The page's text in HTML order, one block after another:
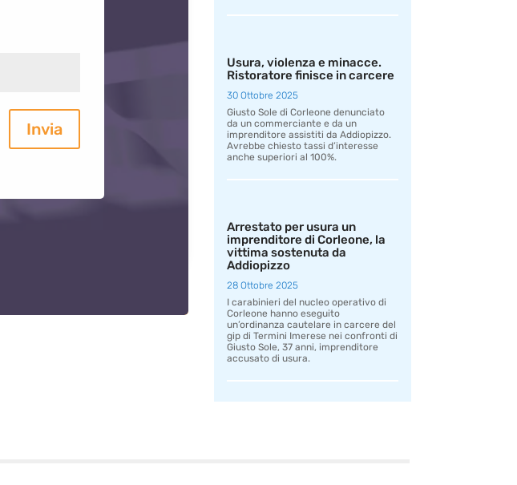
Invia
Usura, violenza e minacce.
Ristoratore finisce in carcere
30 Ottobre 2025
Giusto Sole di Corleone denunciato
da un commerciante e da un
imprenditore assistiti da Addiopizzo.
Avrebbe chiesto tassi d’interesse
anche superiori al 100%.
Arrestato per usura un
imprenditore di Corleone, la
vittima sostenuta da
Addiopizzo
28 Ottobre 2025
I carabinieri del nucleo operativo di
Corleone hanno eseguito
un’ordinanza cautelare in carcere del
gip di Termini Imerese nei confronti di
Giusto Sole, 37 anni, imprenditore
accusato di usura.